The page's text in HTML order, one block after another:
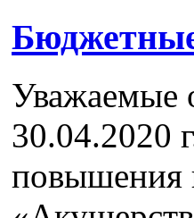
Уважаемые
30.04.2020
повышения